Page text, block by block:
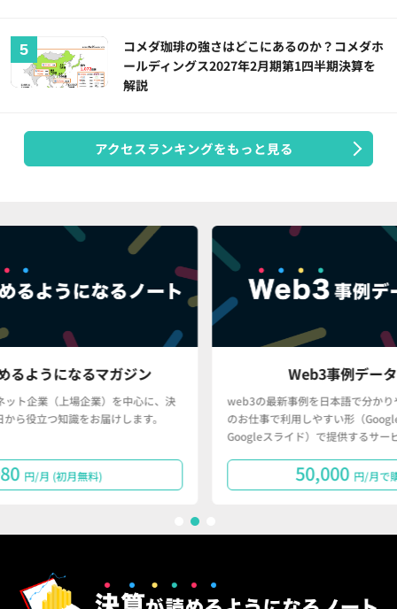
コメダ珈琲の強さはどこにあるのか？コメダホ
ールディングス2027年2月期第1四半期決算を
解説
アクセスランキングをもっと見る
に、決
す。
Web3事例データベース
web3の最新事例を日本語で分かりやすく、かつ、皆さん
のお仕事で利用しやすい形（Googleスプレッドシート・
Googleスライド）で提供するサービスです。